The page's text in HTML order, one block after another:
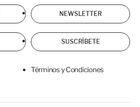
NEWSLETTER
SUSCRÍBETE
Términos y Condiciones